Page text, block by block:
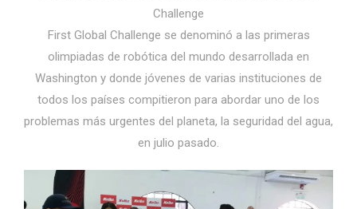
Challenge
First Global Challenge se denominó a las primeras
olimpiadas de robótica del mundo desarrollada en
Washington y donde jóvenes de varias instituciones de
todos los países compitieron para abordar uno de los
problemas más urgentes del planeta, la seguridad del agua,
en julio pasado.